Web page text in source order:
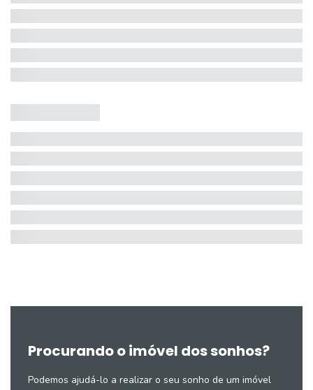
Procurando o imóvel dos sonhos?
Podemos ajudá-lo a realizar o seu sonho de um imóvel